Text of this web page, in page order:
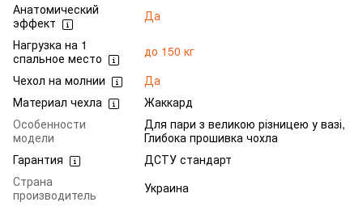
Анатомический
эффект
Да
Нагрузка на 1
спальное место
до 150 кг
Чехол на молнии
Да
Материал чехла
Жаккард
Особенности
модели
Для пари з великою різницею у вазі,
Глибока прошивка чохла
Гарантия
ДСТУ стандарт
Страна
производитель
Украина